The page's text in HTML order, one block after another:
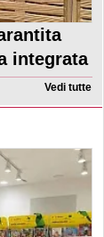
integrata
Vedi tutte